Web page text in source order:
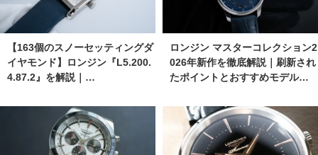
【163個のスノーセッティングダ
イヤモンド】ロンジン『L5.200.
4.87.2』を解説｜…
ロンジン マスターコレクション2
026年新作を徹底解説｜刷新され
たポイントとおすすめモデル…